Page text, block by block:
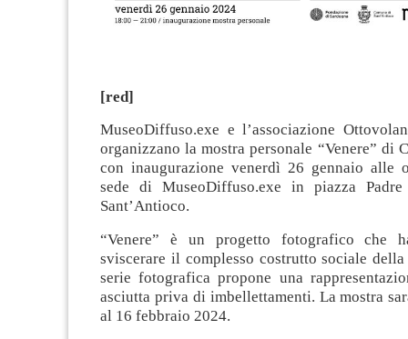
[red]
MuseoDiffuso.exe e l’associazione
organizzano la mostra personale “Venere” di
con inaugurazione venerdì 26 gennaio alle
sede di MuseoDiffuso.exe in piazza
Sant’Antioco.
“Venere” è un progetto fotografico che
sviscerare il complesso costrutto sociale
serie fotografica propone una
asciutta priva di imbellettamenti. La mostra
al 16 febbraio 2024.